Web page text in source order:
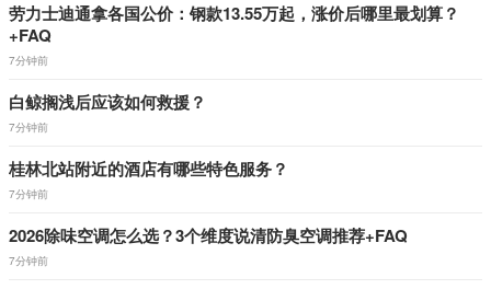
劳力士迪通拿各国公价：钢款13.55万起，涨价后哪里最划算？
+FAQ
7分钟前
白鲸搁浅后应该如何救援？
7分钟前
桂林北站附近的酒店有哪些特色服务？
7分钟前
2026除味空调怎么选？3个维度说清防臭空调推荐+FAQ
7分钟前